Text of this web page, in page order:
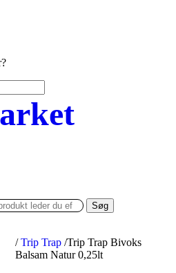
Søg
/ Trip Trap /Trip Trap Bivoks
Balsam Natur 0,25lt